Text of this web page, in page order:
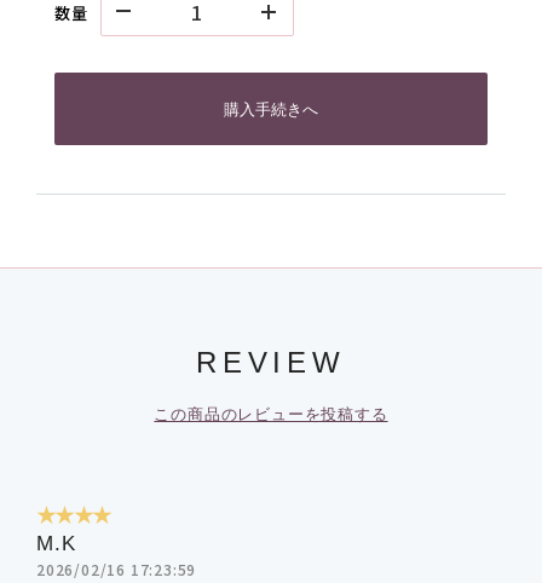
数量
購入手続きへ
REVIEW
この商品のレビューを投稿する
★★★★
M.K
2026/02/16 17:23:59